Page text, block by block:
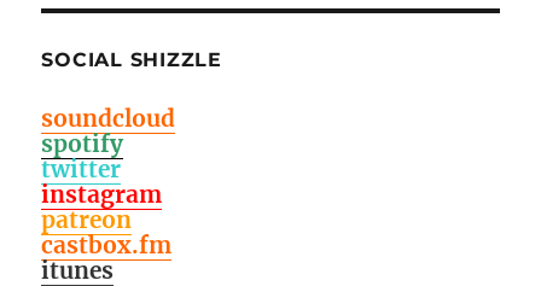
SOCIAL SHIZZLE
soundcloud
spotify
twitter
instagram
patreon
castbox.fm
itunes